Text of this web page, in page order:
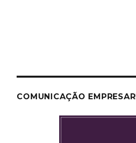
COMUNICAÇÃO